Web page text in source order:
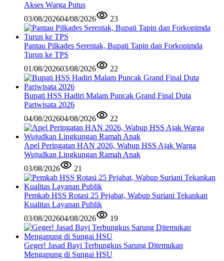
Akses Warga Putus
03/08/202604/08/2026 23
Pantau Pilkades Serentak, Bupati Tapin dan Forkopimda
Turun ke TPS
01/08/202603/08/2026 22
Bupati HSS Hadiri Malam Puncak Grand Final Duta
Pariwisata 2026
04/08/202604/08/2026 22
Apel Peringatan HAN 2026, Wabup HSS Ajak Warga
Wujudkan Lingkungan Ramah Anak
03/08/2026
21
Pemkab HSS Rotasi 25 Pejabat, Wabup Suriani Tekankan
Kualitas Layanan Publik
03/08/202604/08/2026 19
Geger! Jasad Bayi Terbungkus Sarung Ditemukan
Mengapung di Sungai HSU